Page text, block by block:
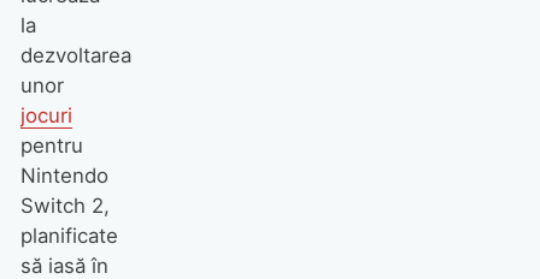
la
dezvoltarea
unor
jocuri
pentru
Nintendo
Switch 2,
planificate
să iasă în